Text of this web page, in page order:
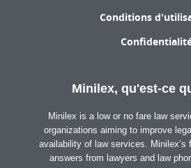
Conditions
Minilex, qu'est-ce
Minilex is a low or no fare law
organizations aiming to improve
availability of law services. Minilex’s
answers from lawyers and law